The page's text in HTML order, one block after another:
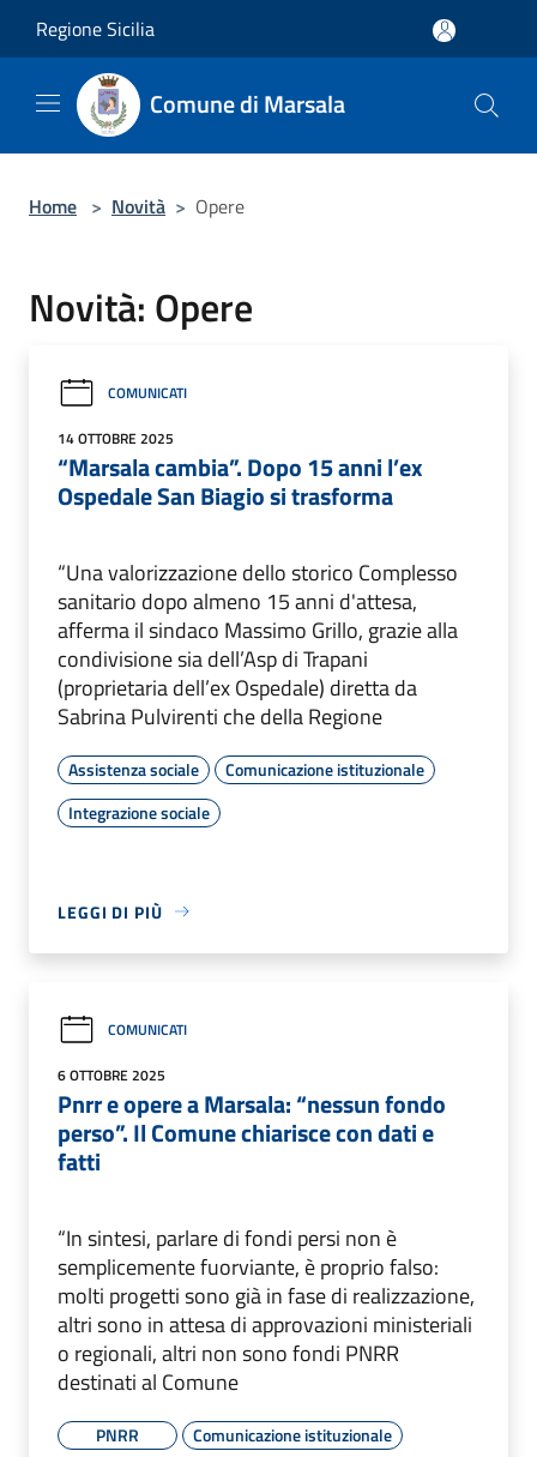
Regione Sicilia
Comune di Marsala
Home > Novità > Opere
Novità: Opere
COMUNICATI
14 OTTOBRE 2025
“Marsala cambia”. Dopo 15 anni l’ex
Ospedale San Biagio si trasforma
“Una valorizzazione dello storico Complesso
sanitario dopo almeno 15 anni d'attesa,
afferma il sindaco Massimo Grillo, grazie alla
condivisione sia dell’Asp di Trapani
(proprietaria dell’ex Ospedale) diretta da
Sabrina Pulvirenti che della Regione
Assistenza sociale
Comunicazione istituzionale
Integrazione sociale
LEGGI DI PIÙ
COMUNICATI
6 OTTOBRE 2025
Pnrr e opere a Marsala: “nessun fondo
perso”. Il Comune chiarisce con dati e
fatti
“In sintesi, parlare di fondi persi non è
semplicemente fuorviante, è proprio falso:
molti progetti sono già in fase di realizzazione,
altri sono in attesa di approvazioni ministeriali
o regionali, altri non sono fondi PNRR
destinati al Comune
PNRR
Comunicazione istituzionale